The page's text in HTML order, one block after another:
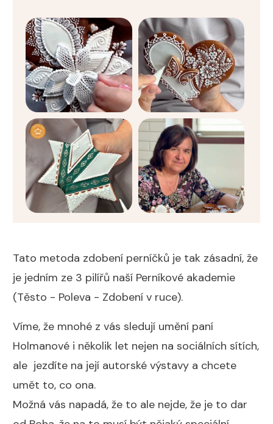
Tato metoda zdobení perníčků je tak zásadní, že
je jedním ze 3 pilířů naší Perníkové akademie
(Těsto - Poleva - Zdobení v ruce).
Víme, že mnohé z vás sledují umění paní
Holmanové i několik let nejen na sociálních sítích,
ale jezdíte na její autorské výstavy a chcete
umět to, co ona.
Možná vás napadá, že to ale nejde, že je to dar